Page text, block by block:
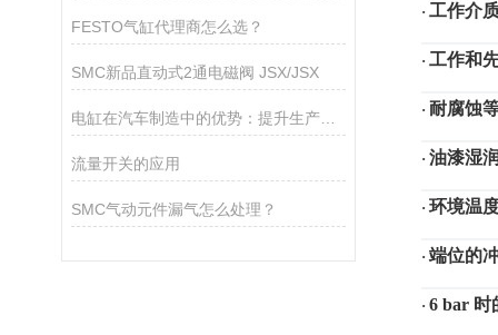
FESTO气缸代理商怎么选？
SMC新品直动式2通电磁阀 JSX/JSX
电缸在汽车制造中的优势：提升生产线的灵活性和效率
流量开关的应用
SMC气动元件漏气怎么处理？
· 工作介
· 工作和
· 耐腐蚀
· 油漆湿
· 环境温
· 端位的
· 6 bar 时